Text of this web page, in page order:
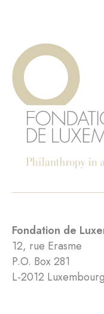
Fondation de
12, rue Erasme
P.O. Box 281
L-2012 Luxembourg